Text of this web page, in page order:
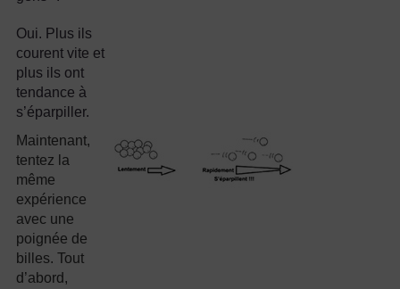
Oui. Plus ils
courent vite et
plus ils ont
tendance à
s’éparpiller.
Maintenant,
tentez la
même
expérience
avec une
poignée de
billes. Tout
d’abord,